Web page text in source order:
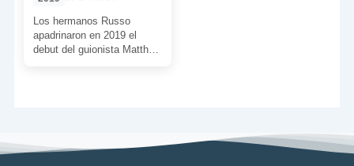
Los hermanos Russo
apadrinaron en 2019 el
debut del guionista Matthew